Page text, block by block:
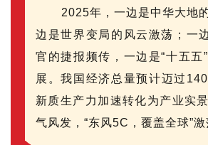
2025年，一边是中华大地
边是世界变局的风云激荡；一
官的捷报频传，一边是“十五五
展。我国经济总量预计迈过140
新质生产力加速转化为产业实
气风发，“东风5C，覆盖全球”激